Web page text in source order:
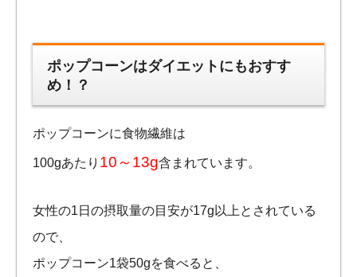
ポップコーンはダイエットにもおすす
め！？
ポップコーンに食物繊維は
100gあたり 10～13g含まれています。
女性の1日の摂取量の目安が17g以上とされている
ので、
ポップコーン1袋50gを食べると、